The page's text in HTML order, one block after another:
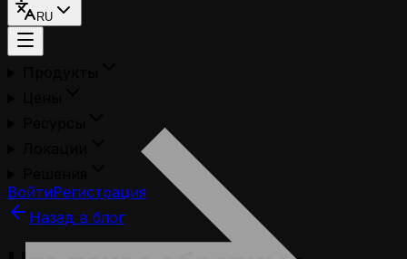
RU
ВойтиРегистрация
Назад в блог